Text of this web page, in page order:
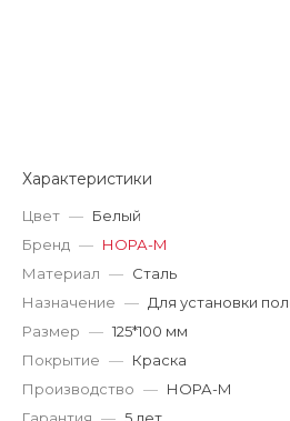
Характеристики
Цвет — Белый
Бренд — НОРА-М
Материал — Сталь
Назначение — Для установки
Размер — 125*100 мм
Покрытие — Краска
Производство — НОРА-М